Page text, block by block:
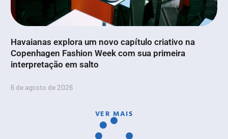
Havaianas explora um novo capítulo criativo na
Copenhagen Fashion Week com sua primeira
interpretação em salto
6 de agosto de 2026
VER MAIS